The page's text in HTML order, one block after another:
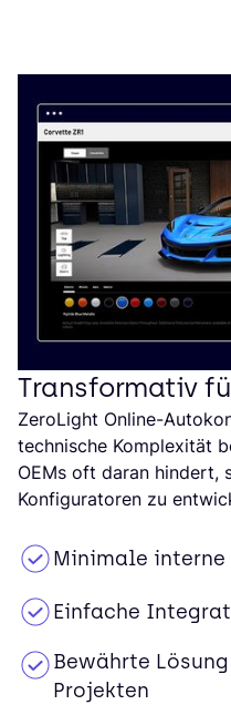
Transformativ
ZeroLight Online-
technische Komplexität
OEMs oft daran hindert,
Konfiguratoren zu
Minimale interne
Einfache
Bewährte
Projekten